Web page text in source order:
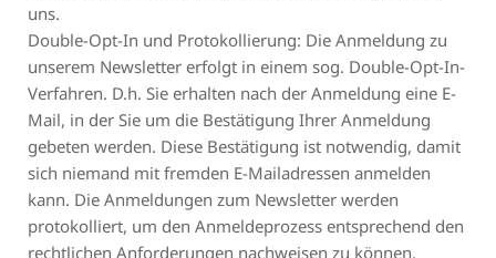
uns.
Double-Opt-In und Protokollierung: Die Anmeldung zu
unserem Newsletter erfolgt in einem sog. Double-Opt-In-
Verfahren. D.h. Sie erhalten nach der Anmeldung eine E-
Mail, in der Sie um die Bestätigung Ihrer Anmeldung
gebeten werden. Diese Bestätigung ist notwendig, damit
sich niemand mit fremden E-Mailadressen anmelden
kann. Die Anmeldungen zum Newsletter werden
protokolliert, um den Anmeldeprozess entsprechend den
rechtlichen Anforderungen nachweisen zu können.